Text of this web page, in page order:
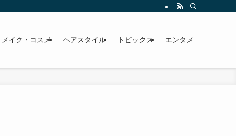
メイク・コスメ ヘアスタイル トピックス エンタメ